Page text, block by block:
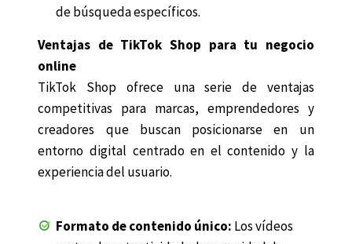
de búsqueda específicos.
Ventajas de TikTok Shop para tu negocio
online
TikTok Shop ofrece una serie de ventajas
competitivas para marcas, emprendedores y
creadores que buscan posicionarse en un
entorno digital centrado en el contenido y la
experiencia del usuario.
Formato de contenido único: Los vídeos